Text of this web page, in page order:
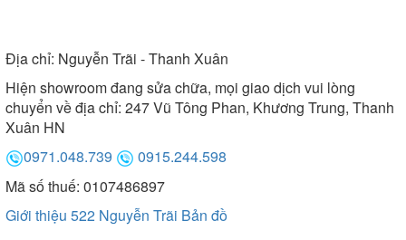
Địa chỉ: Nguyễn Trãi - Thanh Xuân
Hiện showroom đang sửa chữa, mọi giao dịch vui lòng
chuyển về địa chỉ: 247 Vũ Tông Phan, Khương Trung, Thanh
Xuân HN
0971.048.739
0915.244.598
Mã số thuế: 0107486897
Giới thiệu 522 Nguyễn Trãi Bản đồ